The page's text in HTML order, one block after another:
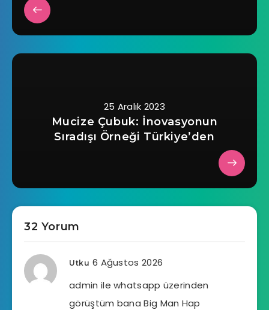
25 Aralık 2023
Mucize Çubuk: İnovasyonun
Sıradışı Örneği Türkiye’den
32 Yorum
Utku 6 Ağustos 2026
admin ile whatsapp üzerinden
görüştüm bana Big Man Hap